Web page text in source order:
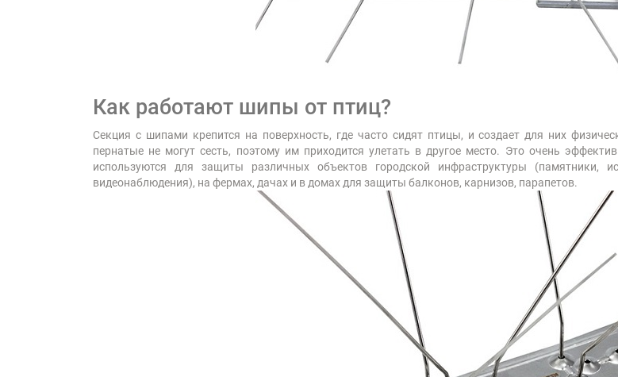
Как работают шипы от птиц?
Секция с шипами крепится на поверхность, где часто сидят птицы, и создает для них
пернатые не могут сесть, поэтому им приходится улетать в другое место. Это очень
используются для защиты различных объектов городской инфраструктуры (памятники,
видеонаблюдения), на фермах, дачах и в домах для защиты балконов, карнизов, парапетов.